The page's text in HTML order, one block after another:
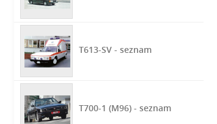
T613-SV - seznam
T700-1 (M96) - seznam